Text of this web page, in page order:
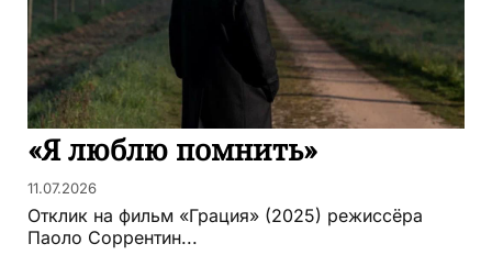
«Я люблю помнить»
11.07.2026
Отклик на фильм «Грация» (2025) режиссёра
Паоло Соррентин...